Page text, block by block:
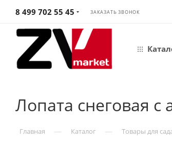
8 499 702 55 45 ЗАКАЗАТЬ ЗВОНОК
Лопата снеговая
Главная — Каталог — Товары для